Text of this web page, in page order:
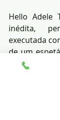
Hello Adele
inédita,
executada
de um
não visto